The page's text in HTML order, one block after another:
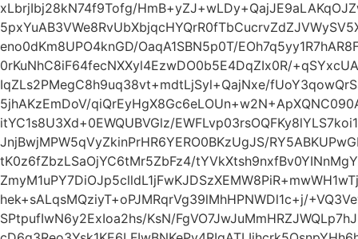
xLbrjIbj28kN74f9Tofg/
eno0dKm8UPO4knGD/OaqA1SBN5p0T/
0rKuNhC8iF64fecNXXyl4EzwDO0b5E4DqZIx0R/
IqZLs2PMegC8h9uq38vt+mdtLjSyl+QajNxe/
5jhAKzEmDoV/
itYC1s8U3Xd+0EWQUBVGlz/
JnjBwjMPW5qVyZkinPrHR6YERO0BKzUgJS/
tK0z6fZbzLSaOjYC6tMr5ZbFz4/
hek+sALqsMQziyT+oPJMRqrVg39lMhHPNWDl1c+j/
SPtpufIwN6y2ExIoa2hs/KsN/